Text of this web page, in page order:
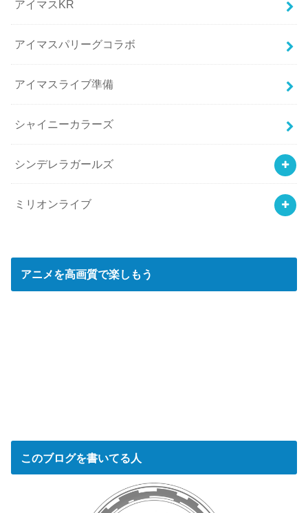
アイマスKR
アイマスパリーグコラボ
アイマスライブ準備
シャイニーカラーズ
シンデレラガールズ
ミリオンライブ
アニメを高画質で楽しもう
このブログを書いてる人